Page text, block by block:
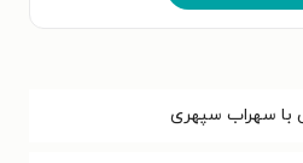
با سهراب سپهری